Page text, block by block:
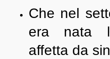
Che nel
era nata
affetta da